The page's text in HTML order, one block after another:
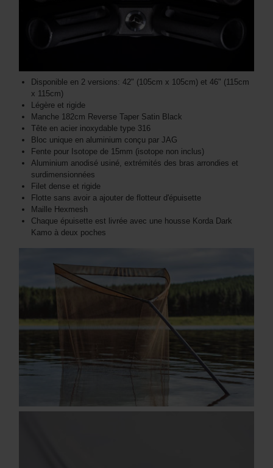
Disponible en 2 versions: 42" (105cm x 105cm) et 46" (115cm
x 115cm)
Légère et rigide
Manche 182cm Reverse Taper Satin Black
Tête en acier inoxydable type 316
Bloc unique en aluminium conçu par JAG
Fente pour Isotope de 15mm (isotope non inclus)
Aluminium anodisé usiné, extrémités des bras arrondies et
surdimensionnées
Filet dense et rigide
Flotte sans avoir a ajouter de flotteur d'épuisette
Maille Hexmesh
Chaque épuisette est livrée avec une housse Korda Dark
Kamo à deux poches